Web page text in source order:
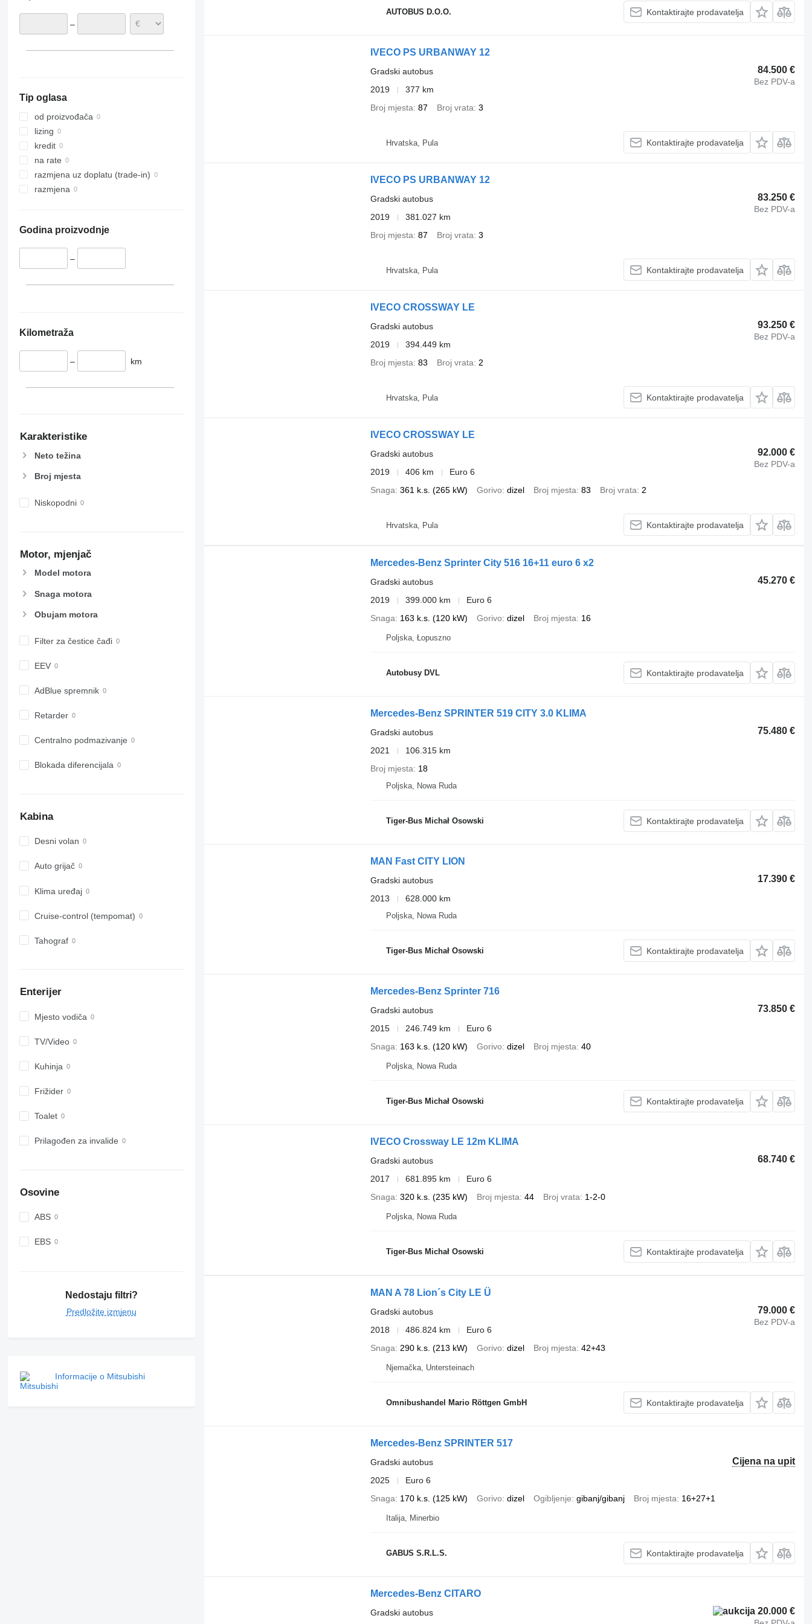
–
Tip oglasa
od proizvođača
lizing
kredit
na rate
razmjena uz doplatu (trade-in)
razmjena
Godina proizvodnje
–
Kilometraža
– km
Karakteristike
Neto težina
Broj mjesta
Niskopodni
Motor, mjenjač
Model motora
Snaga motora
Obujam motora
Filter za čestice čađi
EEV
AdBlue spremnik
Retarder
Centralno podmazivanje
Blokada diferencijala
Kabina
Desni volan
Auto grijač
Klima uređaj
Cruise-control (tempomat)
Tahograf
Enterijer
Mjesto vodiča
TV/Video
Kuhinja
Frižider
Toalet
Prilagođen za invalide
Osovine
ABS
EBS
Nedostaju filtri?
Predložite izmjenu
Informacije o Mitsubishi
AUTOBUS D.O.O. Kontaktirajte prodavatelja
IVECO PS URBANWAY 12
84.500 €
Bez PDV-a
Gradski autobus
2019
377 km
Broj mjesta 87 Broj vrata 3
Hrvatska, Pula Kontaktirajte prodavatelja
IVECO PS URBANWAY 12
83.250 €
Bez PDV-a
Gradski autobus
2019
381.027 km
Broj mjesta 87 Broj vrata 3
Hrvatska, Pula Kontaktirajte prodavatelja
IVECO CROSSWAY LE
93.250 €
Bez PDV-a
Gradski autobus
2019
394.449 km
Broj mjesta 83 Broj vrata 2
Hrvatska, Pula Kontaktirajte prodavatelja
IVECO CROSSWAY LE
92.000 €
Bez PDV-a
Gradski autobus
2019
406 km
Euro 6
Snaga 361 k.s. (265 kW) Gorivo dizel Broj mjesta 83 Broj vrata 2
Hrvatska, Pula Kontaktirajte prodavatelja
Mercedes-Benz Sprinter City 516 16+11 euro 6 x2
45.270 €
Gradski autobus
2019
399.000 km
Euro 6
Snaga
163 k.s. (120 kW) Gorivo dizel Broj mjesta 16
Poljska, Łopuszno
Autobusy DVL Kontaktirajte prodavatelja
Mercedes-Benz SPRINTER 519 CITY 3.0 KLIMA
75.480 €
Gradski autobus
2021
106.315 km
Broj mjesta
18
Poljska, Nowa Ruda
Tiger-Bus Michał Osowski Kontaktirajte prodavatelja
MAN Fast CITY LION
17.390 €
Gradski autobus
2013
628.000 km
Poljska, Nowa Ruda
Tiger-Bus Michał Osowski Kontaktirajte prodavatelja
Mercedes-Benz Sprinter 716
73.850 €
Gradski autobus
2015
246.749 km
Euro 6
Snaga
163 k.s. (120 kW) Gorivo dizel Broj mjesta 40
Poljska, Nowa Ruda
Tiger-Bus Michał Osowski Kontaktirajte prodavatelja
IVECO Crossway LE 12m KLIMA
68.740 €
Gradski autobus
2017
681.895 km
Euro 6
Snaga 320 k.s. (235 kW) Broj mjesta 44 Broj vrata 1-2-0
Poljska, Nowa Ruda
Tiger-Bus Michał Osowski Kontaktirajte prodavatelja
MAN A 78 Lion´s City LE Ü
79.000 €
Bez PDV-a
Gradski autobus
2018
486.824 km
Euro 6
Snaga
290 k.s. (213 kW) Gorivo dizel Broj mjesta 42+43
Njemačka, Untersteinach
Omnibushandel Mario Röttgen GmbH Kontaktirajte prodavatelja
Mercedes-Benz SPRINTER 517
Cijena na upit
Gradski autobus
2025
Euro 6
Snaga
170 k.s. (125 kW) Gorivo dizel Ogibljenje gibanj/gibanj Broj mjesta 16+27+1
Italija, Minerbio
GABUS S.R.L.S. Kontaktirajte prodavatelja
Mercedes-Benz CITARO
20.000 €
Gradski autobus